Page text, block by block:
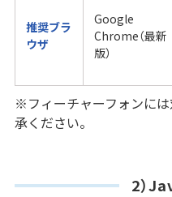
推奨ブラ
ウザ
Google
Chrome（最新
版）
※フィーチャーフォンに
承ください。
2）